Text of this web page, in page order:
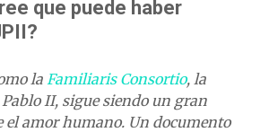
que puede haber
la Familiaris Consortio, la
II, sigue siendo un gran
el amor humano. Un documento